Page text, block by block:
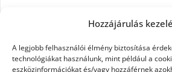
Hozzájárulás
A legjobb felhasználói élmény biztosítása
technológiákat használunk, mint például a
eszközinformációkat és/vagy hozzáférnek
Casco szélvédőcsere: mikor éri meg
Könyvelés: mikor érdemes könyvelőt